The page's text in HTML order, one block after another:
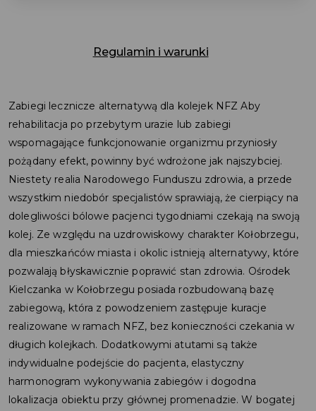
Regulamin i warunki
Zabiegi lecznicze alternatywą dla kolejek NFZ Aby
rehabilitacja po przebytym urazie lub zabiegi
wspomagające funkcjonowanie organizmu przyniosły
pożądany efekt, powinny być wdrożone jak najszybciej.
Niestety realia Narodowego Funduszu zdrowia, a przede
wszystkim niedobór specjalistów sprawiają, że cierpiący na
dolegliwości bólowe pacjenci tygodniami czekają na swoją
kolej. Ze względu na uzdrowiskowy charakter Kołobrzegu,
dla mieszkańców miasta i okolic istnieją alternatywy, które
pozwalają błyskawicznie poprawić stan zdrowia. Ośrodek
Kielczanka w Kołobrzegu posiada rozbudowaną bazę
zabiegową, która z powodzeniem zastępuje kuracje
realizowane w ramach NFZ, bez konieczności czekania w
długich kolejkach. Dodatkowymi atutami są także
indywidualne podejście do pacjenta, elastyczny
harmonogram wykonywania zabiegów i dogodna
lokalizacja obiektu przy głównej promenadzie. W bogatej